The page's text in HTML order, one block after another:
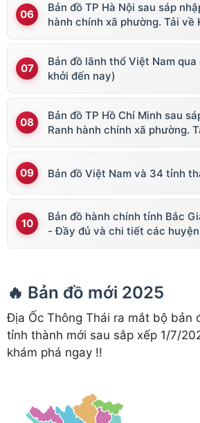
Bản đồ TP Hà Nội sau sáp
hành chính xã phường. Tải về
Bản đồ lãnh thổ Việt Nam
khởi đến nay)
Bản đồ TP Hồ Chí Minh sau
Ranh hành chính xã phường.
Bản đồ Việt Nam và 34 tỉnh
Bản đồ hành chính tỉnh Bắc
- Đầy đủ và chi tiết các
🔥 Bản đồ mới 2025
Địa Ốc Thông Thái ra mắt bộ bản
tỉnh thành mới sau sắp xếp 1/7/
khám phá ngay !!